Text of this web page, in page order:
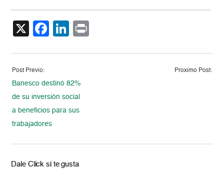
X Facebook
LinkedIn
Post Previo:
Banesco destinó 82%
de su inversión social
a beneficios para sus
trabajadores
Proximo Post:
Dale Click si te gusta